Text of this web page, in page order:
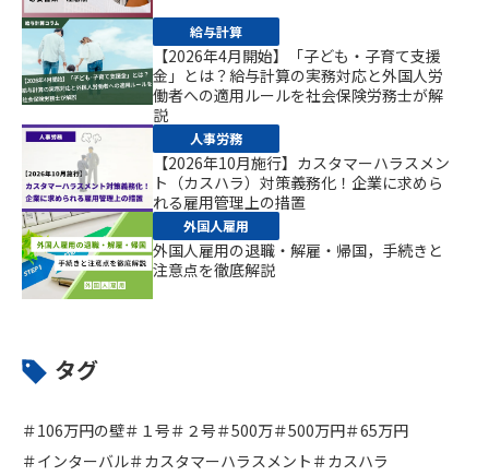
給与計算
【2026年4月開始】「子ども・子育て支援
金」とは？給与計算の実務対応と外国人労
働者への適用ルールを社会保険労務士が解
説
人事労務
【2026年10月施行】カスタマーハラスメン
ト（カスハラ）対策義務化！企業に求めら
れる雇用管理上の措置
外国人雇用
外国人雇用の退職・解雇・帰国，手続きと
注意点を徹底解説
タグ
＃106万円の壁＃１号＃２号＃500万＃500万円＃65万円
＃インターバル＃カスタマーハラスメント ＃カスハラ